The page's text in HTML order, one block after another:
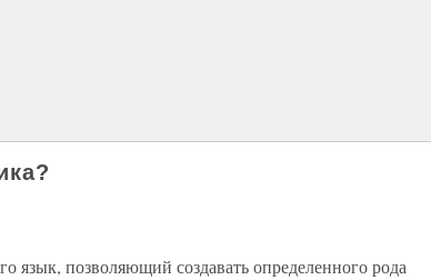
язык, позволяющий создавать определенного рода